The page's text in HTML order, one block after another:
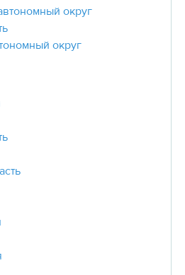
округ
округ